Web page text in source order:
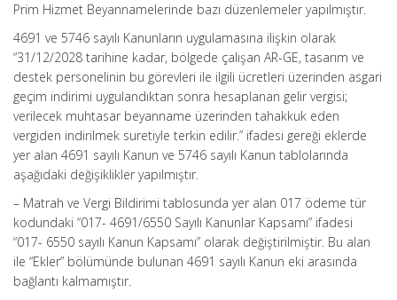
Prim Hizmet Beyannamelerinde bazı düzenlemeler yapılmıştır.
4691 ve 5746 sayılı Kanunların uygulamasına ilişkin olarak
“31/12/2028 tarihine kadar, bölgede çalışan AR-GE, tasarım ve
destek personelinin bu görevleri ile ilgili ücretleri üzerinden asgari
geçim indirimi uygulandıktan sonra hesaplanan gelir vergisi;
verilecek muhtasar beyanname üzerinden tahakkuk eden
vergiden indirilmek suretiyle terkin edilir.” ifadesi gereği eklerde
yer alan 4691 sayılı Kanun ve 5746 sayılı Kanun tablolarında
aşağıdaki değişiklikler yapılmıştır.
– Matrah ve Vergi Bildirimi tablosunda yer alan 017 ödeme tür
kodundaki “017- 4691/6550 Sayılı Kanunlar Kapsamı” ifadesi
“017- 6550 sayılı Kanun Kapsamı” olarak değiştirilmiştir. Bu alan
ile “Ekler” bölümünde bulunan 4691 sayılı Kanun eki arasında
bağlantı kalmamıştır.